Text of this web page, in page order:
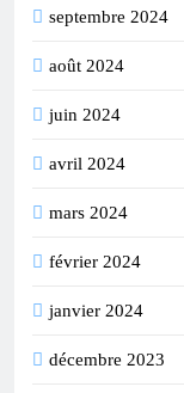
septembre 2024
août 2024
juin 2024
avril 2024
mars 2024
février 2024
janvier 2024
décembre 2023